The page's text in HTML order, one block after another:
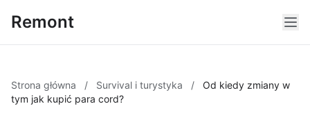
Remont
Strona główna / Survival i turystyka /
Od kiedy zmiany w
tym jak kupić para cord?